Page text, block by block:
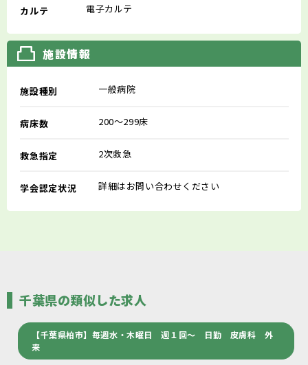
カルテ 電子カルテ
施設情報
施設種別 一般病院
病床数 200～299床
救急指定 2次救急
学会認定状況 詳細はお問い合わせください
千葉県の類似した求人
【千葉県柏市】毎週水・木曜日 週１回～ 日勤 皮膚科 外
来